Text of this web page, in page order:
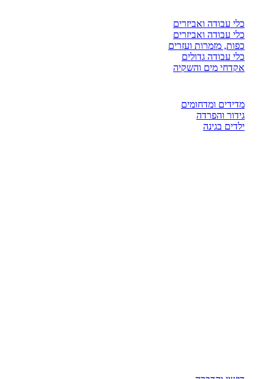
כלי עבודה ואביזרים
כלי עבודה ואביזרים
כפות, מזמרות ועזרים
כלי עבודה גדולים
אקדחי מים והשקיה
מדידים ומדחומים
גידור והפרדה
ילדים בגינה